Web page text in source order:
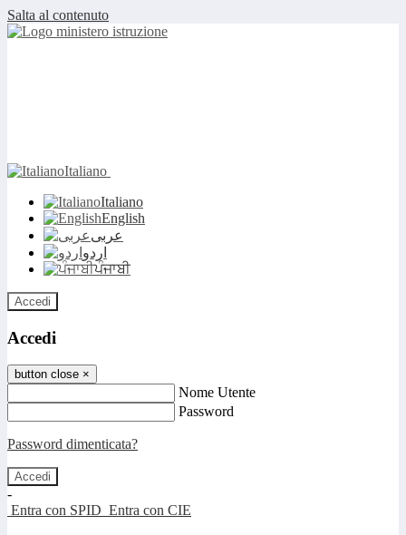
Salta al contenuto
Italiano
Italiano
English
عربى
اردو
ਪੰਜਾਬੀ
Accedi
Accedi
button close ×
Nome Utente
Password
Password dimenticata?
-
Entra con SPID Entra con CIE